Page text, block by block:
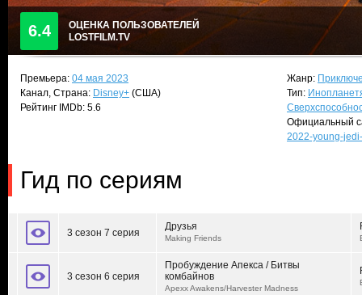
6.4
ОЦЕНКА ПОЛЬЗОВАТЕЛЕЙ
LOSTFILM.TV
Премьера: 04 мая 2023
Канал, Страна: Disney+ (США)
Рейтинг IMDb: 5.6
Жанр:
Тип:
Официальный
2022-young-
Гид по сериям
3 сезон 7 серия
Друзья
Making Friends
3 сезон 6 серия
Пробуждение Апекса / Битвы
комбайнов
Apexx Awakens/Harvester Madness